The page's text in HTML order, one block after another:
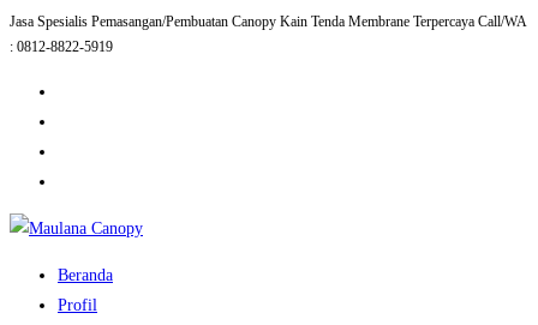
Skip
to
Jasa Spesialis Pemasangan/Pembuatan Canopy Kain Tenda Membrane Terpercaya Call/WA
: 0812-8822-5919
Beranda
Profil